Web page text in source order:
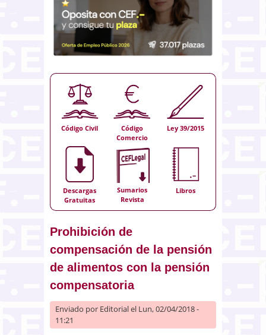
Código Civil
Código
Comercio
Ley 39/2015
Descargas
Gratuitas
Sumarios
Revista
Libros
Prohibición de
compensación de la pensión
de alimentos con la pensión
compensatoria
Enviado por Editorialel Lun, 02/04/2018 -
11:21